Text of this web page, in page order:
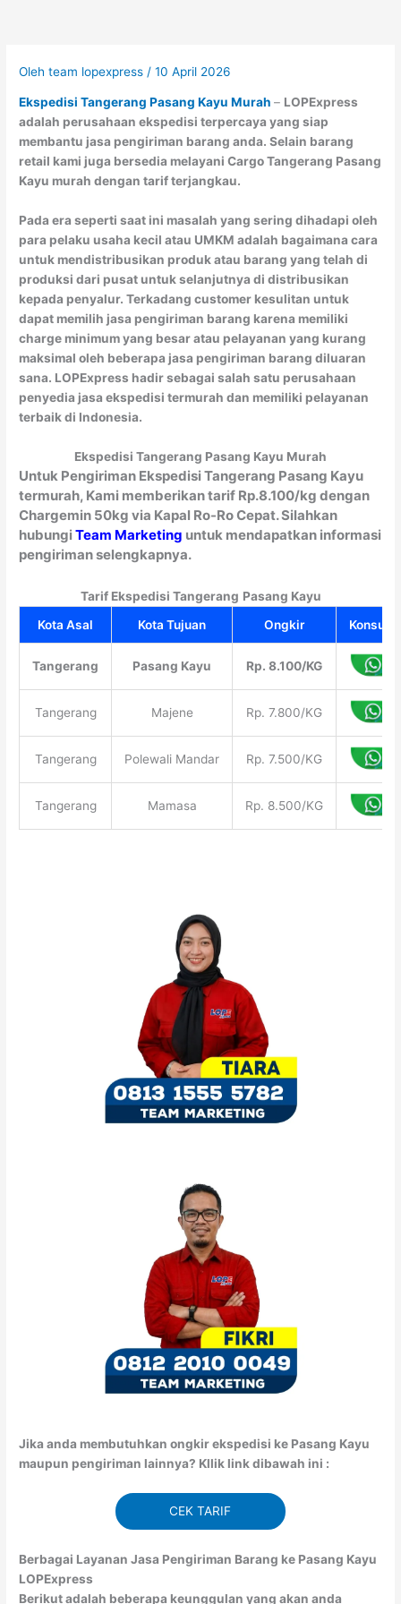
Olehteam lopexpress /10 April 2026
Ekspedisi Tangerang Pasang Kayu Murah– LOPExpress
adalah perusahaan ekspedisi terpercaya yang siap
membantu jasa pengiriman barang anda. Selain barang
retail kami juga bersedia melayani Cargo Tangerang Pasang
Kayu murah dengan tarif terjangkau.
Pada era seperti saat ini masalah yang sering dihadapi oleh
para pelaku usaha kecil atau UMKM adalah bagaimana cara
untuk mendistribusikan produk atau barang yang telah di
produksi dari pusat untuk selanjutnya di distribusikan
kepada penyalur. Terkadang customer kesulitan untuk
dapat memilih jasa pengiriman barang karena memiliki
charge minimum yang besar atau pelayanan yang kurang
maksimal oleh beberapa jasa pengiriman barang diluaran
sana. LOPExpress hadir sebagai salah satu perusahaan
penyedia jasa ekspedisi termurah dan memiliki pelayanan
terbaik di Indonesia.
Ekspedisi Tangerang Pasang Kayu Murah
Untuk Pengiriman Ekspedisi Tangerang Pasang Kayu
termurah, Kami memberikan tarif Rp.8.100/kg dengan
Chargemin 50kg via Kapal Ro-Ro Cepat. Silahkan
hubungiTeam Marketing untuk mendapatkan informasi
pengiriman selengkapnya.
Tarif Ekspedisi Tangerang Pasang Kayu
Kota Asal
Kota Tujuan Ongkir
Tangerang Pasang Kayu Rp. 8.100/KG
Tangerang Majene Rp. 7.800/KG
Tangerang Polewali Mandar Rp. 7.500/KG
Tangerang Mamasa Rp. 8.500/KG
Jika anda membutuhkan ongkir ekspedisi ke Pasang Kayu
maupun pengiriman lainnya? Kllik link dibawah ini :
CEK TARIF
Berbagai Layanan Jasa Pengiriman Barang ke Pasang Kayu
LOPExpress
Berikut adalah beberapa keunggulan yang akan anda